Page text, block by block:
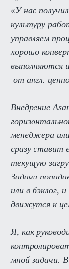
«У нас
культуру
управляем
хорошо
выполняются
от англ.
Внедрение
менеджера
сразу ставит
текущую
Задача
или в бэклог,
движутся к
Я, как
мной задачи.